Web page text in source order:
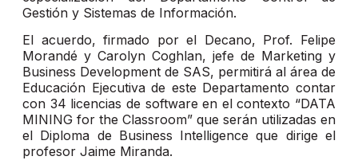
Gestión y Sistemas de Información.
El acuerdo, firmado por el Decano, Prof. Felipe
Morandé y Carolyn Coghlan, jefe de Marketing y
Business Development de SAS, permitirá al área de
Educación Ejecutiva de este Departamento contar
con 34 licencias de software en el contexto “DATA
MINING for the Classroom” que serán utilizadas en
el Diploma de Business Intelligence que dirige el
profesor Jaime Miranda.